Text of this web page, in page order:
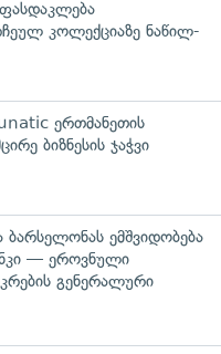
კოლექციაზე ნაწილ-
ერთმანეთის
ბიზნესის ჯაჭვი
ემშვიდობება
— ეროვნული
გენერალური